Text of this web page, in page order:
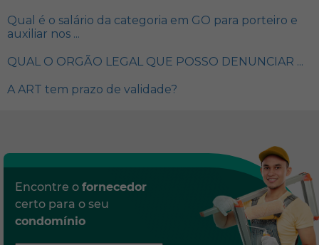
Qual é o salário da categoria em GO para porteiro e
auxiliar nos ...
QUAL O ORGÃO LEGAL QUE POSSO DENUNCIAR ...
A ART tem prazo de validade?
Encontre o fornecedor
certo para o seu
condomínio